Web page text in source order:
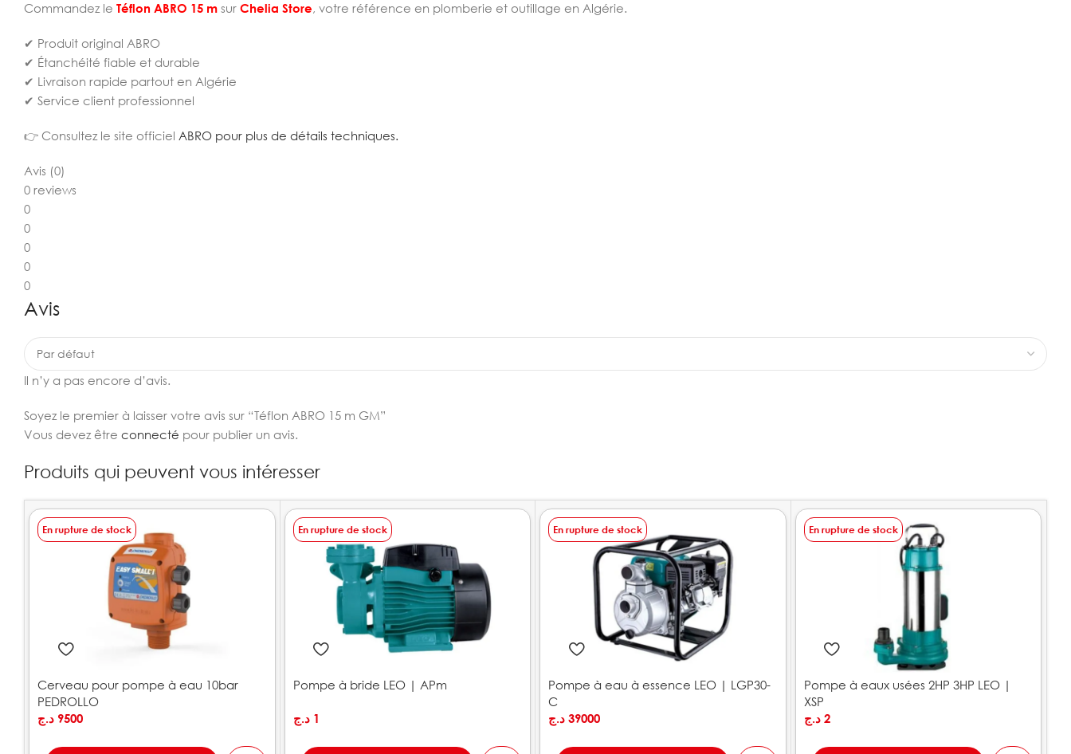
Commandez le Téflon ABRO 15 m sur Chelia Store, votre référence en plomberie et outillage en Algérie.
✔ Produit original ABRO
✔ Étanchéité fiable et durable
✔ Livraison rapide partout en Algérie
✔ Service client professionnel
👉 Consultez le site officiel ABRO pour plus de détails techniques.
Avis (0)
0 reviews
0
0
0
0
0
Avis
Il n’y a pas encore d’avis.
Soyez le premier à laisser votre avis sur “Téflon ABRO 15 m GM”
Vous devez être connecté pour publier un avis.
Produits qui peuvent vous intéresser
En rupture de stock
Cerveau pour pompe à eau 10bar
PEDROLLO
9500 د.ج
En rupture de stock
Pompe à bride LEO | APm
1 د.ج
En rupture de stock
Pompe à eau à essence LEO | LGP30-
C
39000 د.ج
En rupture de stock
Pompe à eaux usées 2HP 3HP LEO |
XSP
2 د.ج